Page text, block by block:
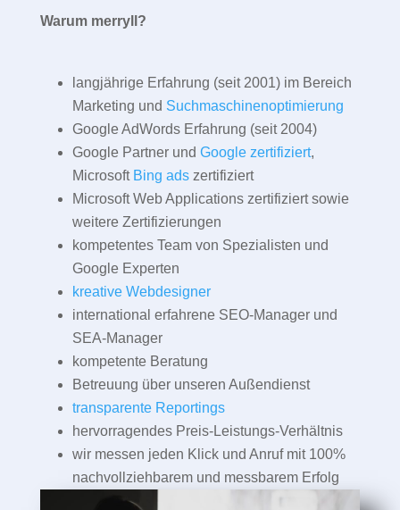
Warum merryll?
langjährige Erfahrung (seit 2001) im Bereich
Marketing und Suchmaschinenoptimierung
Google AdWords Erfahrung (seit 2004)
Google Partner und Google zertifiziert,
Microsoft Bing adszertifiziert
Microsoft Web Applications zertifiziert sowie
weitere Zertifizierungen
kompetentes Team von Spezialisten und
Google Experten
kreative Webdesigner
international erfahrene SEO-Manager und
SEA-Manager
kompetente Beratung
Betreuung über unseren Außendienst
transparente Reportings
hervorragendes Preis-Leistungs-Verhältnis
wir messen jeden Klick und Anruf mit 100%
nachvollziehbarem und messbarem Erfolg